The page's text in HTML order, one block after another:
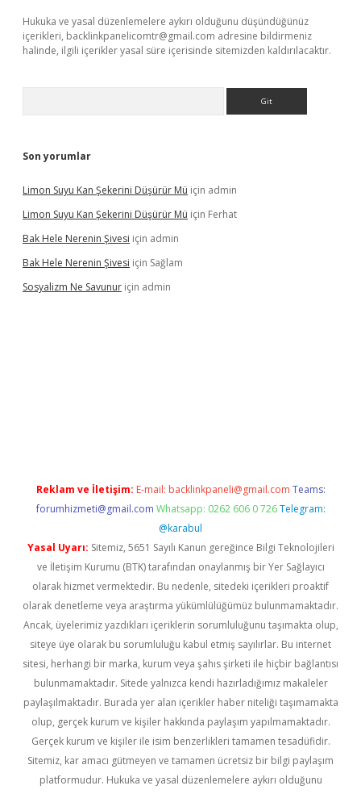
Hukuka ve yasal düzenlemelere aykırı olduğunu düşündüğünüz
içerikleri, backlinkpanelicomtr@gmail.com adresine bildirmeniz
halinde, ilgili içerikler yasal süre içerisinde sitemizden kaldırılacaktır.
Son yorumlar
Limon Suyu Kan Şekerini Düşürür Mü için admin
Limon Suyu Kan Şekerini Düşürür Mü için Ferhat
Bak Hele Nerenin Şivesi için admin
Bak Hele Nerenin Şivesi için Sağlam
Sosyalizm Ne Savunur için admin
Reklam ve İletişim: E-mail: backlinkpaneli@gmail.com Teams:
forumhizmeti@gmail.com Whatsapp: 0262 606 0 726 Telegram:
@karabul
Yasal Uyarı: Sitemiz, 5651 Sayılı Kanun gereğince Bilgi Teknolojileri
ve İletişim Kurumu (BTK) tarafından onaylanmış bir Yer Sağlayıcı
olarak hizmet vermektedir. Bu nedenle, sitedeki içerikleri proaktif
olarak denetleme veya araştırma yükümlülüğümüz bulunmamaktadır.
Ancak, üyelerimiz yazdıkları içeriklerin sorumluluğunu taşımakta olup,
siteye üye olarak bu sorumluluğu kabul etmiş sayılırlar. Bu internet
sitesi, herhangi bir marka, kurum veya şahıs şirketi ile hiçbir bağlantısı
bulunmamaktadır. Sitede yalnızca kendi hazırladığımız makaleler
paylaşılmaktadır. Burada yer alan içerikler haber niteliği taşımamakta
olup, gerçek kurum ve kişiler hakkında paylaşım yapılmamaktadır.
Gerçek kurum ve kişiler ile isim benzerlikleri tamamen tesadüfidir.
Sitemiz, kar amacı gütmeyen ve tamamen ücretsiz bir bilgi paylaşım
platformudur. Hukuka ve yasal düzenlemelere aykırı olduğunu